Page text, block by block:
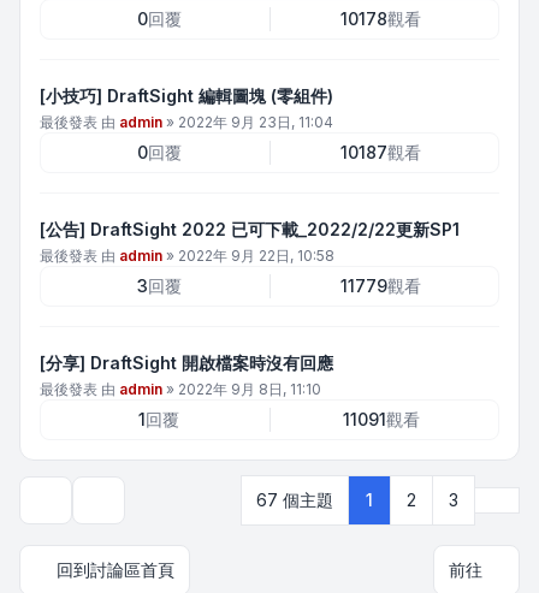
0回覆 10178觀看
[小技巧] DraftSight 編輯圖塊 (零組件)
最後發表 由 admin » 2022年 9月 23日, 11:04
0回覆 10187觀看
[公告] DraftSight 2022 已可下載_2022/2/22更新SP1
最後發表 由 admin » 2022年 9月 22日, 10:58
3回覆 11779觀看
[分享] DraftSight 開啟檔案時沒有回應
最後發表 由 admin » 2022年 9月 8日, 11:10
1回覆 11091觀看
67 個主題 1 2 3
回到討論區首頁 前往